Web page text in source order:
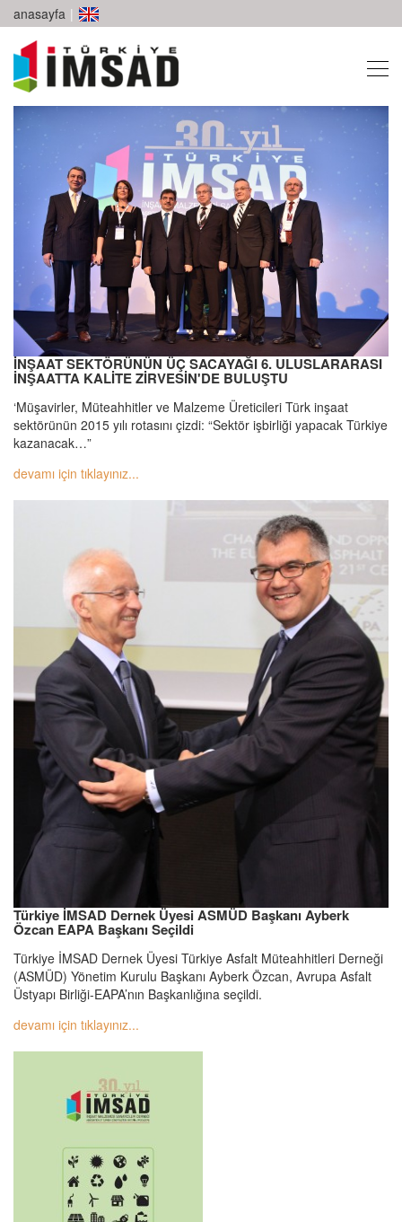
anasayfa |
İNŞAAT SEKTÖRÜNÜN ÜÇ SACAYAĞI 6. ULUSLARARASI
İNŞAATTA KALİTE ZİRVESİN'DE BULUŞTU
‘Müşavirler, Müteahhitler ve Malzeme Üreticileri Türk inşaat
sektörünün 2015 yılı rotasını çizdi: “Sektör işbirliği yapacak Türkiye
kazanacak…”
devamı için tıklayınız...
Türkiye İMSAD Dernek Üyesi ASMÜD Başkanı Ayberk
Özcan EAPA Başkanı Seçildi
Türkiye İMSAD Dernek Üyesi Türkiye Asfalt Müteahhitleri Derneği
(ASMÜD) Yönetim Kurulu Başkanı Ayberk Özcan, Avrupa Asfalt
Üstyapı Birliği-EAPA’nın Başkanlığına seçildi.
devamı için tıklayınız...